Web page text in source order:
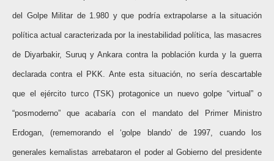
del Golpe Militar de 1.980 y que podría extrapolarse a la situación
política actual caracterizada por la inestabilidad política, las masacres
de Diyarbakir, Suruq y Ankara contra la población kurda y la guerra
declarada contra el PKK. Ante esta situación, no sería descartable
que el ejército turco (TSK) protagonice un nuevo golpe “virtual” o
“posmoderno” que acabaría con el mandato del Primer Ministro
Erdogan, (rememorando el ‘golpe blando’ de 1997, cuando los
generales kemalistas arrebataron el poder al Gobierno del presidente